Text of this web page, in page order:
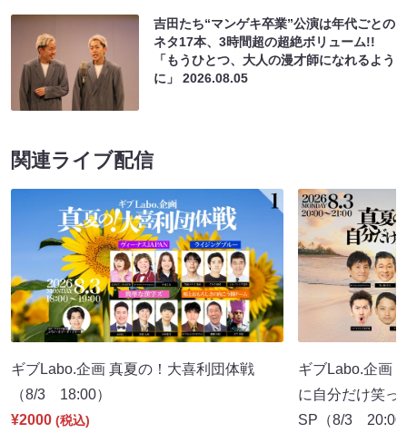
吉田たち“マンゲキ卒業”公演は年代ごとの
ネタ17本、3時間超の超絶ボリューム!!
「もうひとつ、大人の漫才師になれるよう
に」2026.08.05
関連ライブ配信
ギブLabo.企画 真夏の！大喜利団体戦
（8/3 18:00）
¥2000 (税込)
ギブLabo.企画
に自分だけ笑っ
SP（8/3 20:00